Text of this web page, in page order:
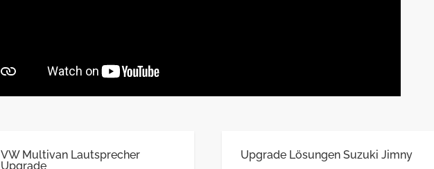
VW Multivan Lautsprecher
Upgrade
Upgrade Lösungen Suzuki Jimny